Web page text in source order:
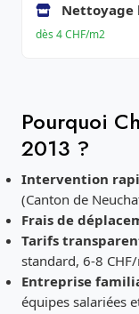
Nettoyage
dès 4 CHF/m2
Pourquoi
2013 ?
Intervention
(Canton de
Frais de
Tarifs
standard, 6-8
Entreprise
équipes salariées